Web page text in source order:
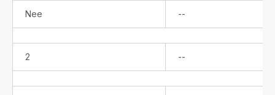
Nee --
beschikbaar
2 --
beschikbaar